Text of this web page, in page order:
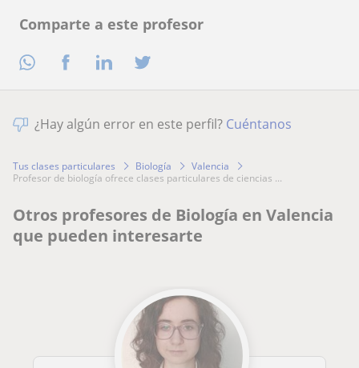
Comparte a este profesor
¿Hay algún error en este perfil? Cuéntanos
Tus clases particulares Biología
Valencia
profesor de biología ofrece clases particulares de ciencias ...
Otros profesores de Biología en Valencia
que pueden interesarte